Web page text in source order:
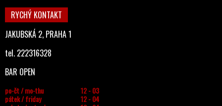
RYCHÝ KONTAKT
JAKUBSKÁ 2, PRAHA 1
tel. 222316328
BAR OPEN
po-čt / mo-thu
12 - 03
pátek / friday
12 - 04